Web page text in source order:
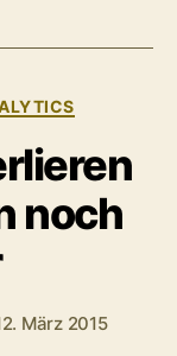
noch
März 2015